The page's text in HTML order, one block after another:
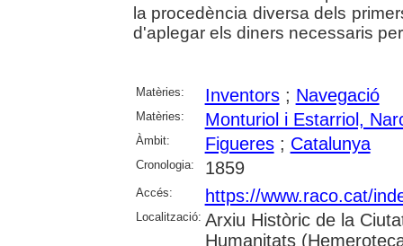
la procedència diversa dels
d'aplegar els diners necessaris
Matèries: Inventors; Navegació
Matèries: Monturiol i Estarriol,
Àmbit: Figueres; Catalunya
Cronologia: 1859
Accés: https://www.raco.cat/
Localització: Arxiu Històric de la
Humanitats